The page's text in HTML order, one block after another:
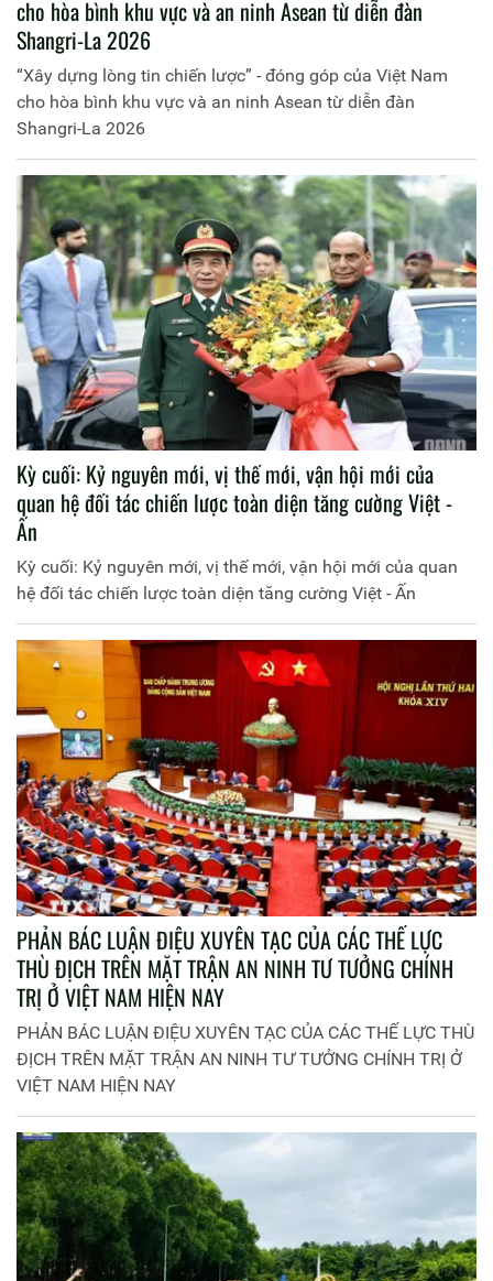
cho hòa bình khu vực và an ninh Asean từ diễn đàn
Shangri-La 2026
“Xây dựng lòng tin chiến lược” - đóng góp của Việt Nam
cho hòa bình khu vực và an ninh Asean từ diễn đàn
Shangri-La 2026
Kỳ cuối: Kỷ nguyên mới, vị thế mới, vận hội mới của
quan hệ đối tác chiến lược toàn diện tăng cường Việt -
Ấn
Kỳ cuối: Kỷ nguyên mới, vị thế mới, vận hội mới của quan
hệ đối tác chiến lược toàn diện tăng cường Việt - Ấn
PHẢN BÁC LUẬN ĐIỆU XUYÊN TẠC CỦA CÁC THẾ LỰC
THÙ ĐỊCH TRÊN MẶT TRẬN AN NINH TƯ TƯỞNG CHÍNH
TRỊ Ở VIỆT NAM HIỆN NAY
PHẢN BÁC LUẬN ĐIỆU XUYÊN TẠC CỦA CÁC THẾ LỰC THÙ
ĐỊCH TRÊN MẶT TRẬN AN NINH TƯ TƯỞNG CHÍNH TRỊ Ở
VIỆT NAM HIỆN NAY